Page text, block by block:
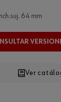
64 mm
Ver